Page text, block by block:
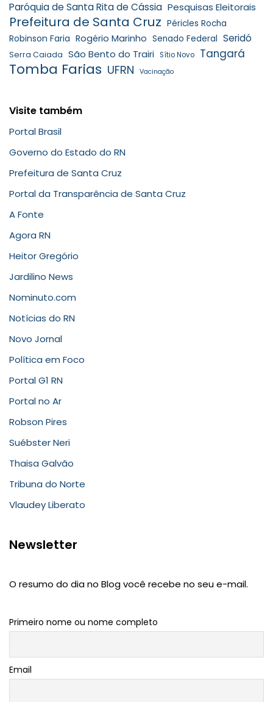
Paróquia de Santa Rita de Cássia Pesquisas Eleitorais
Prefeitura de Santa Cruz Péricles Rocha
Robinson Faria Rogério Marinho Senado Federal Seridó
Serra Caiada São Bento do Trairi Sítio Novo Tangará
Tomba Farias UFRN Vacinação
Visite também
Portal Brasil
Governo do Estado do RN
Prefeitura de Santa Cruz
Portal da Transparência de Santa Cruz
A Fonte
Agora RN
Heitor Gregório
Jardilino News
Nominuto.com
Notícias do RN
Novo Jornal
Política em Foco
Portal G1 RN
Portal no Ar
Robson Pires
Suébster Neri
Thaisa Galvão
Tribuna do Norte
Vlaudey Liberato
Newsletter
O resumo do dia no Blog você recebe no seu e-mail.
Primeiro nome ou nome completo
Email